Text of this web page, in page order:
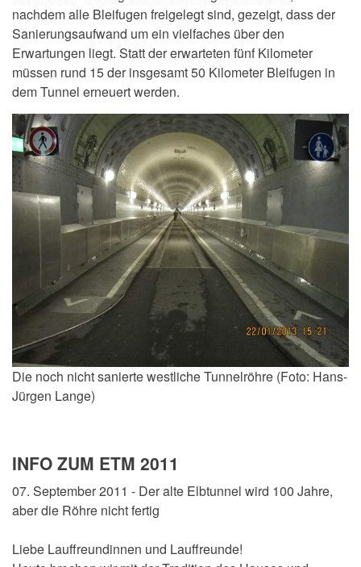
nachdem alle Bleifugen freigelegt sind, gezeigt, dass der
Sanierungsaufwand um ein vielfaches über den
Erwartungen liegt. Statt der erwarteten fünf Kilometer
müssen rund 15 der insgesamt 50 Kilometer Bleifugen in
dem Tunnel erneuert werden.
Die noch nicht sanierte westliche Tunnelröhre (Foto: Hans-
Jürgen Lange)
INFO ZUM ETM 2011
07. September 2011 - Der alte Elbtunnel wird 100 Jahre,
aber die Röhre nicht fertig
Liebe Lauffreundinnen und Lauffreunde!